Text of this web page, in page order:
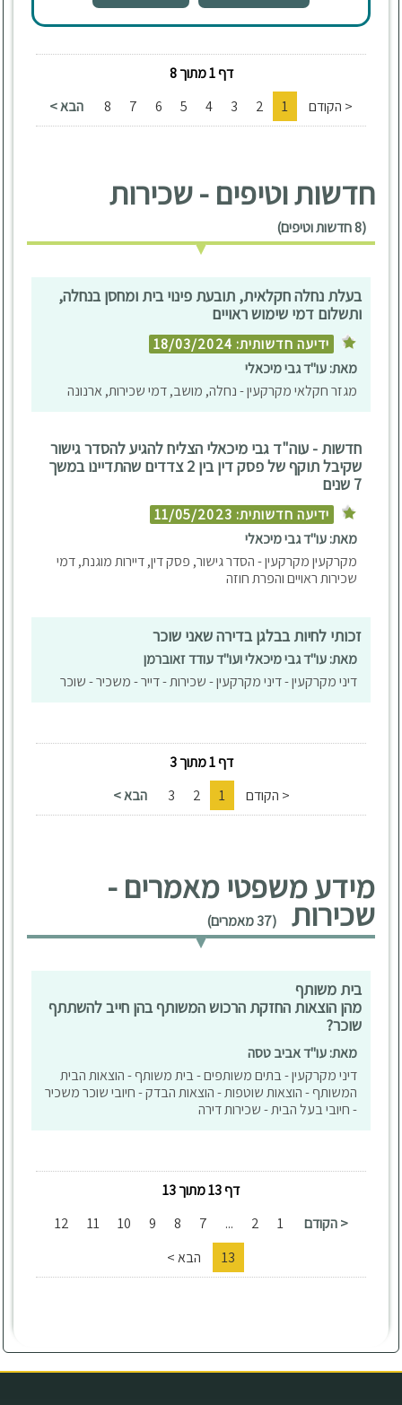
דף 1 מתוך 8
< הקודם
1
2
3
4
5
6
7
8 הבא >
חדשות וטיפים - שכירות
(8 חדשות וטיפים)
בעלת נחלה חקלאית, תובעת פינוי בית ומחסן בנחלה,
ותשלום דמי שימוש ראויים
ידיעה חדשותית: 18/03/2024
מאת: עו"ד גבי מיכאלי
מגזר חקלאי מקרקעין - נחלה, מושב, דמי שכירות, ארנונה
חדשות - עוה"ד גבי מיכאלי הצליח להגיע להסדר גישור
שקיבל תוקף של פסק דין בין 2 צדדים שהתדיינו במשך
7 שנים
ידיעה חדשותית: 11/05/2023
מאת: עו"ד גבי מיכאלי
מקרקעין מקרקעין - הסדר גישור, פסק דין, דיירות מוגנת, דמי
שכירות ראויים והפרת חוזה
זכותי לחיות בבלגן בדירה שאני שוכר
מאת: עו"ד גבי מיכאלי ועו"ד עודד זאוברמן
דיני מקרקעין - דיני מקרקעין - שכירות - דייר - משכיר - שוכר
דף 1 מתוך 3
< הקודם
1
2
3 הבא >
מידע משפטי מאמרים -
שכירות (37 מאמרים)
בית משותף
מהן הוצאות החזקת הרכוש המשותף בהן חייב להשתתף
שוכר?
מאת: עו"ד אביב טסה
דיני מקרקעין - בתים משותפים - בית משותף - הוצאות הבית
המשותף - הוצאות שוטפות - הוצאות הבדק - חיובי שוכר משכיר
- חיובי בעל הבית - שכירות דירה
דף 13 מתוך 13
< הקודם
1
2
...
7
8
9
10
11
12
13
הבא >